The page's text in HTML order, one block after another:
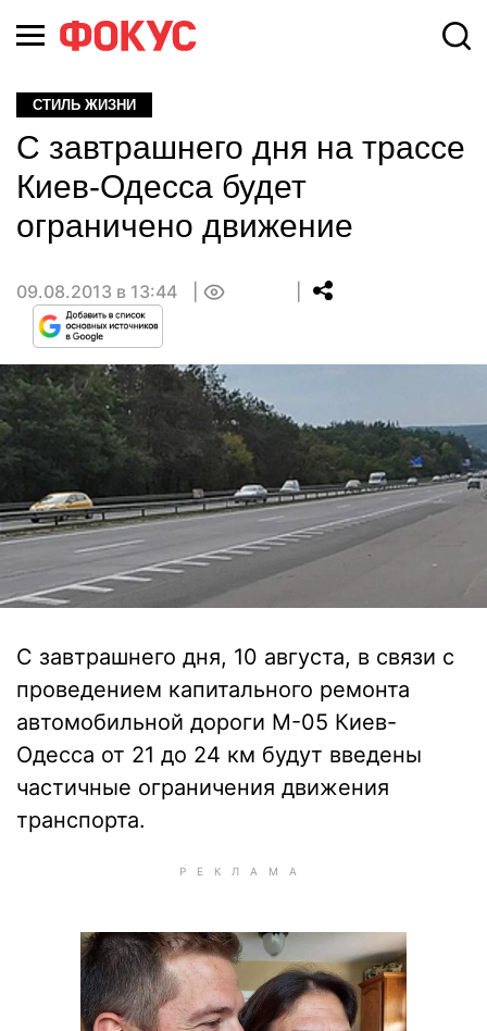
СТИЛЬ ЖИЗНИ
С завтрашнего дня на трассе
Киев-Одесса будет
ограничено движение
09.08.2013 в 13:44
С завтрашнего дня, 10 августа, в связи с
проведением капитального ремонта
автомобильной дороги М-05 Киев-
Одесса от 21 до 24 км будут введены
частичные ограничения движения
транспорта.